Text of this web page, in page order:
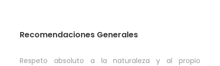
Recomendaciones Generales
Respeto absoluto a la naturaleza y al propio